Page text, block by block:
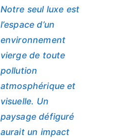
Notre seul luxe est
l’espace d’un
environnement
vierge de toute
pollution
atmosphérique et
visuelle. Un
paysage défiguré
aurait un impact